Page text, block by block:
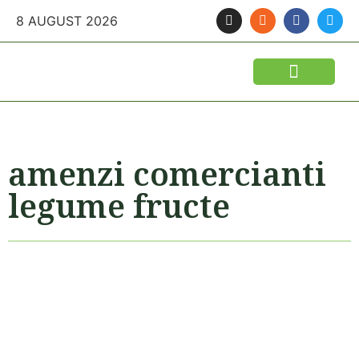
8 AUGUST 2026
amenzi comercianti
legume fructe